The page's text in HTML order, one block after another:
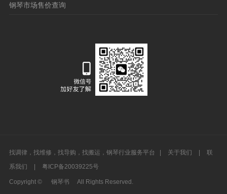
钢琴市场售价查询
找调律，找维修，找导购，找搬运，钢琴行业服务平台 | 关于我们 |
联
系我们
| 粤ICP备20039225号
Copyright © 钢琴书 All Rights Reserved.